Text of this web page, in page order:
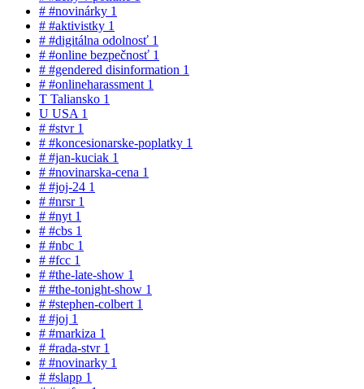
# #novinárky 1
# #aktivistky 1
# #digitálna odolnosť 1
# #online bezpečnosť 1
# #gendered disinformation 1
# #onlineharassment 1
T Taliansko 1
U USA 1
# #stvr 1
# #koncesionarske-poplatky 1
# #jan-kuciak 1
# #novinarska-cena 1
# #joj-24 1
# #nrsr 1
# #nyt 1
# #cbs 1
# #nbc 1
# #fcc 1
# #the-late-show 1
# #the-tonight-show 1
# #stephen-colbert 1
# #joj 1
# #markiza 1
# #rada-stvr 1
# #novinarky 1
# #slapp 1